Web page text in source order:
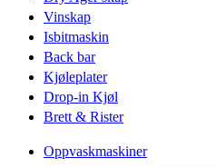
Vinskap
Isbitmaskin
Back bar
Kjøleplater
Drop-in Kjøl
Brett & Rister
Oppvaskmaskiner